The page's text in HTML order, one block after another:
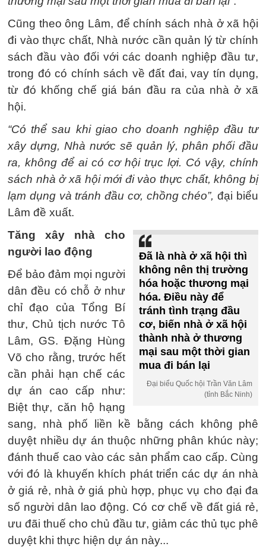
Cũng theo ông Lâm, để chính sách nhà ở xã hội
đi vào thực chất, Nhà nước cần quản lý từ chính
sách đầu vào đối với các doanh nghiệp đầu tư,
trong đó có chính sách về đất đai, vay tín dụng,
từ đó khống chế giá bán đầu ra của nhà ở xã
hội.
“Có thể sau khi giao cho doanh nghiệp đầu tư
xây dựng, Nhà nước sẽ quản lý, phân phối đầu
ra, không để ai có cơ hội trục lợi. Có vậy, chính
sách nhà ở xã hội mới đi vào thực chất, không bị
lạm dụng và tránh đầu cơ, chồng chéo”, đại biểu
Lâm đề xuất.
Đã là nhà ở xã hội thì
không nên thị trường
hóa hoặc thương mại
hóa. Điều này để
tránh tình trạng đầu
cơ, biến nhà ở xã hội
thành nhà ở thương
mại sau một thời gian
mua đi bán lại
Đại biểu Quốc hội Trần Văn Lâm
(tỉnh Bắc Ninh)
Tăng xây nhà cho
người lao động
Để bảo đảm mọi người
dân đều có chỗ ở như
chỉ đạo của Tổng Bí
thư, Chủ tịch nước Tô
Lâm, GS. Đặng Hùng
Võ cho rằng, trước hết
cần phải hạn chế các
dự án cao cấp như:
Biệt thự, căn hộ hạng
sang, nhà phố liền kề bằng cách không phê
duyệt nhiều dự án thuộc những phân khúc này;
đánh thuế cao vào các sản phẩm cao cấp. Cùng
với đó là khuyến khích phát triển các dự án nhà
ở giá rẻ, nhà ở giá phù hợp, phục vụ cho đại đa
số người dân lao động. Có cơ chế về đất giá rẻ,
ưu đãi thuế cho chủ đầu tư, giảm các thủ tục phê
duyệt khi thực hiện dự án này...